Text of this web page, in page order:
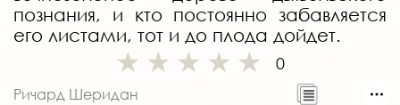
познания, и кто постоянно забавляется
его листами, тот и до плода дойдет.
0
Ричард Шеридан